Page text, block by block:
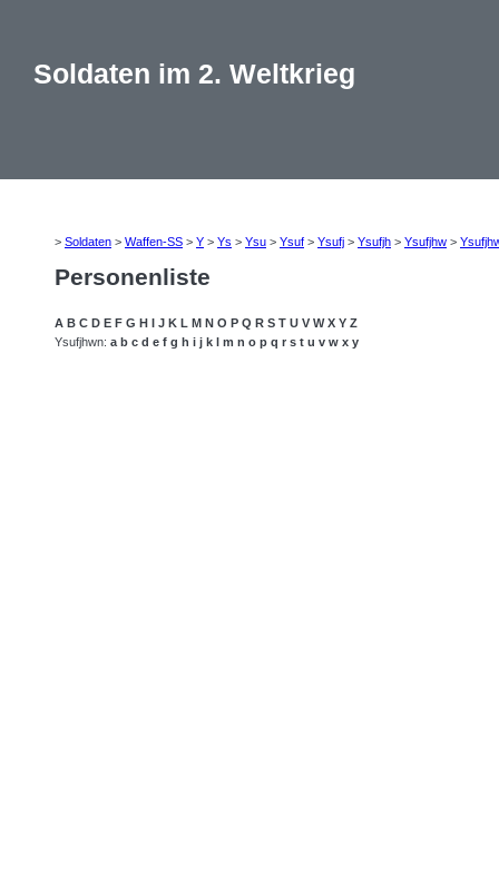
Soldaten im 2. Weltkrieg
> Soldaten > Waffen-SS > Y > Ys > Ysu > Ysuf > Ysufj > Ysufjh > Ysufjhw >
Personenliste
A B C D E F G H I J K L M N O P Q R S T U V W X Y Z
Ysufjhwn: a b c d e f g h i j k l m n o p q r s t u v w x y